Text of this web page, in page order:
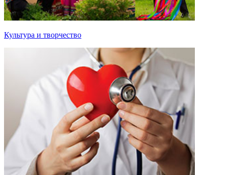
Культура и творчество